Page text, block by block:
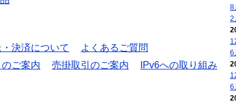
決済について
よくあるご質問
ご案内 売掛取引のご案内
IPv6への取り組み
8
2
6
6